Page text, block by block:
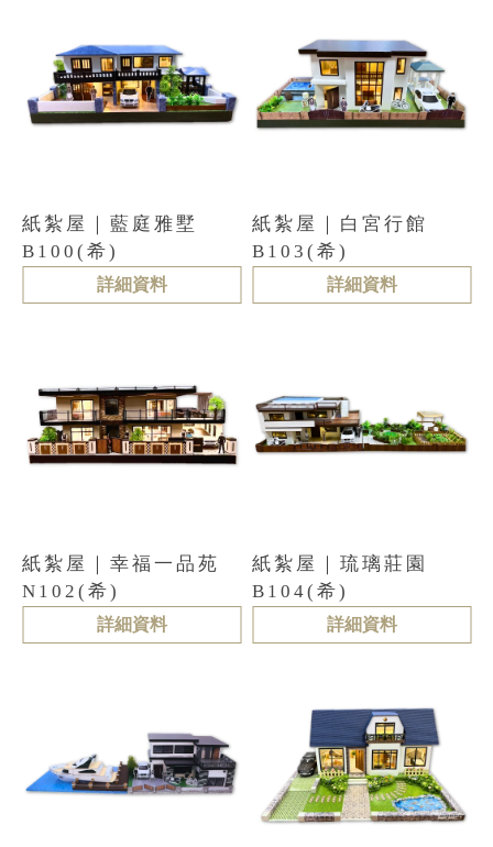
紙紮屋｜藍庭雅墅
B100(希)
詳細資料
紙紮屋｜白宮行館
B103(希)
詳細資料
紙紮屋｜幸福一品苑
N102(希)
詳細資料
紙紮屋｜琉璃莊園
B104(希)
詳細資料